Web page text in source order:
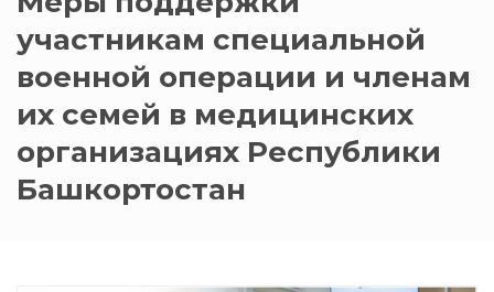
участникам специальной
военной операции и членам
их семей в медицинских
организациях Республики
Башкортостан